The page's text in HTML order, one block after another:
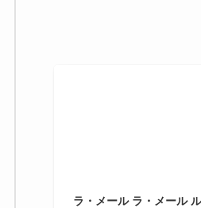
ラ・メール ラ・メール